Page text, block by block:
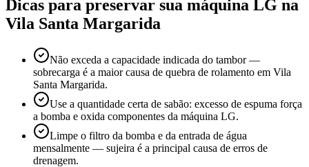
Dicas para preservar sua máquina LG na
Vila Santa Margarida
Não exceda a capacidade indicada do tambor —
sobrecarga é a maior causa de quebra de rolamento em Vila
Santa Margarida.
Use a quantidade certa de sabão: excesso de espuma força
a bomba e oxida componentes da máquina LG.
Limpe o filtro da bomba e da entrada de água
mensalmente — sujeira é a principal causa de erros de
drenagem.